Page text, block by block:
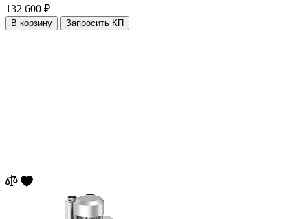
132 600 ₽
В корзину Запросить КП